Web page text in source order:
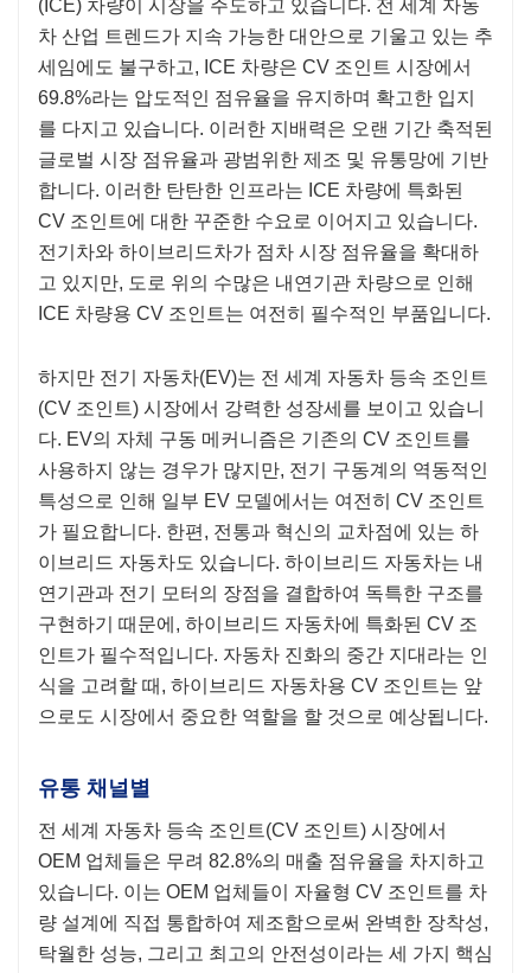
(ICE) 차량이 시장을 주도하고 있습니다. 전 세계 자동
차 산업 트렌드가 지속 가능한 대안으로 기울고 있는 추
세임에도 불구하고, ICE 차량은 CV 조인트 시장에서
69.8%라는 압도적인 점유율을 유지하며 확고한 입지
를 다지고 있습니다. 이러한 지배력은 오랜 기간 축적된
글로벌 시장 점유율과 광범위한 제조 및 유통망에 기반
합니다. 이러한 탄탄한 인프라는 ICE 차량에 특화된
CV 조인트에 대한 꾸준한 수요로 이어지고 있습니다.
전기차와 하이브리드차가 점차 시장 점유율을 확대하
고 있지만, 도로 위의 수많은 내연기관 차량으로 인해
ICE 차량용 CV 조인트는 여전히 필수적인 부품입니다.
하지만 전기 자동차(EV)는 전 세계 자동차 등속 조인트
(CV 조인트) 시장에서 강력한 성장세를 보이고 있습니
다. EV의 자체 구동 메커니즘은 기존의 CV 조인트를
사용하지 않는 경우가 많지만, 전기 구동계의 역동적인
특성으로 인해 일부 EV 모델에서는 여전히 CV 조인트
가 필요합니다. 한편, 전통과 혁신의 교차점에 있는 하
이브리드 자동차도 있습니다. 하이브리드 자동차는 내
연기관과 전기 모터의 장점을 결합하여 독특한 구조를
구현하기 때문에, 하이브리드 자동차에 특화된 CV 조
인트가 필수적입니다. 자동차 진화의 중간 지대라는 인
식을 고려할 때, 하이브리드 자동차용 CV 조인트는 앞
으로도 시장에서 중요한 역할을 할 것으로 예상됩니다.
유통 채널별
전 세계 자동차 등속 조인트(CV 조인트) 시장에서
OEM 업체들은 무려 82.8%의 매출 점유율을 차지하고
있습니다. 이는 OEM 업체들이 자율형 CV 조인트를 차
량 설계에 직접 통합하여 제조함으로써 완벽한 장착성,
탁월한 성능, 그리고 최고의 안전성이라는 세 가지 핵심